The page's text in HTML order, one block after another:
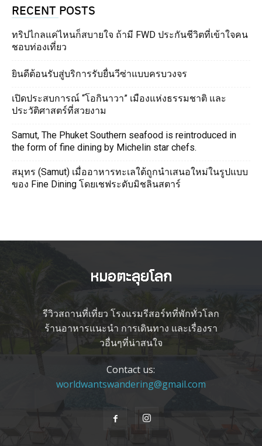
RECENT POSTS
ทริปไกลแค่ไหนก็สบายใจ ถ้ามี FWD ประกันชีวิตที่เข้าใจคน
ชอบท่องเที่ยว
ยินดีต้อนรับสู่บริการรับยื่นวีซ่าแบบครบวงจร
เปิดประสบการณ์ “โอกินาวา” เมืองแห่งธรรมชาติ และ
ประวัติศาสตร์ที่สวยงาม
Samut, The Phuket Southern seafood is reintroduced in
the form of fine dining by Michelin star chefs.
สมุทร (Samut) เมื่ออาหารทะเลใต้ถูกนำเสนอใหม่ในรูปแบบ
ของ Fine Dining โดยเชฟระดับมิชลินสตาร์
รีวิวสถานที่เที่ยว โรงแรมรีสอร์ทที่พักทั่วโลก
ร้านอาหารแนะนำ การเดินทาง และเรื่องรา
วอื่นๆที่น่าสนใจ
Contact us:
worldwantswandering@gmail.com